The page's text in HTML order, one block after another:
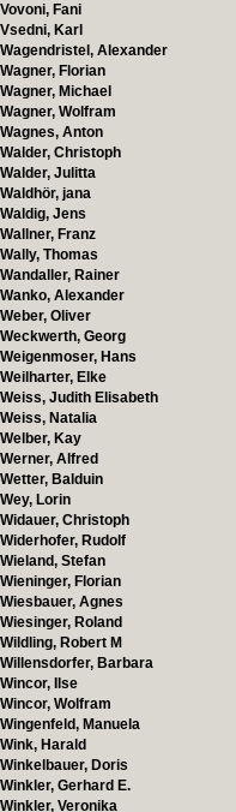
Vovoni, Fani
Vsedni, Karl
Wagendristel, Alexander
Wagner, Florian
Wagner, Michael
Wagner, Wolfram
Wagnes, Anton
Walder, Christoph
Walder, Julitta
Waldhör, jana
Waldig, Jens
Wallner, Franz
Wally, Thomas
Wandaller, Rainer
Wanko, Alexander
Weber, Oliver
Weckwerth, Georg
Weigenmoser, Hans
Weilharter, Elke
Weiss, Judith Elisabeth
Weiss, Natalia
Welber, Kay
Werner, Alfred
Wetter, Balduin
Wey, Lorin
Widauer, Christoph
Widerhofer, Rudolf
Wieland, Stefan
Wieninger, Florian
Wiesbauer, Agnes
Wiesinger, Roland
Wildling, Robert M
Willensdorfer, Barbara
Wincor, Ilse
Wincor, Wolfram
Wingenfeld, Manuela
Wink, Harald
Winkelbauer, Doris
Winkler, Gerhard E.
Winkler, Veronika